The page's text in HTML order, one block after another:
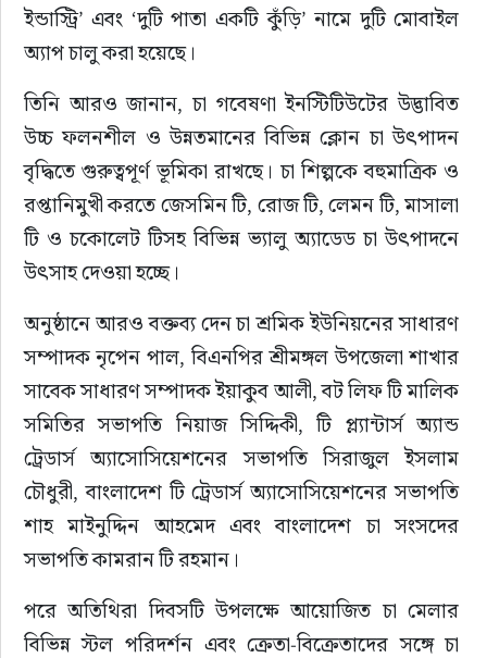
ইন্ডাস্ট্রি’ এবং ‘দুটি পাতা একটি কুঁড়ি’ নামে দুটি মোবাইল
অ্যাপ চালু করা হয়েছে।
তিনি আরও জানান, চা গবেষণা ইনস্টিটিউটের উদ্ভাবিত
উচ্চ ফলনশীল ও উন্নতমানের বিভিন্ন ক্লোন চা উৎপাদন
বৃদ্ধিতে গুরুত্বপূর্ণ ভূমিকা রাখছে। চা শিল্পকে বহুমাত্রিক ও
রপ্তানিমুখী করতে জেসমিন টি, রোজ টি, লেমন টি, মাসালা
টি ও চকোলেট টিসহ বিভিন্ন ভ্যালু অ্যাডেড চা উৎপাদনে
উৎসাহ দেওয়া হচ্ছে।
অনুষ্ঠানে আরও বক্তব্য দেন চা শ্রমিক ইউনিয়নের সাধারণ
সম্পাদক নৃপেন পাল, বিএনপির শ্রীমঙ্গল উপজেলা শাখার
সাবেক সাধারণ সম্পাদক ইয়াকুব আলী, বট লিফ টি মালিক
সমিতির সভাপতি নিয়াজ সিদ্দিকী, টি প্ল্যান্টার্স অ্যান্ড
ট্রেডার্স অ্যাসোসিয়েশনের সভাপতি সিরাজুল ইসলাম
চৌধুরী, বাংলাদেশ টি ট্রেডার্স অ্যাসোসিয়েশনের সভাপতি
শাহ মাইনুদ্দিন আহমেদ এবং বাংলাদেশ চা সংসদের
সভাপতি কামরান টি রহমান।
পরে অতিথিরা দিবসটি উপলক্ষে আয়োজিত চা মেলার
বিভিন্ন স্টল পরিদর্শন এবং ক্রেতা-বিক্রেতাদের সঙ্গে চা